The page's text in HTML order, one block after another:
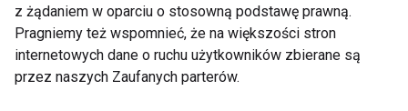
wspiera układ odpornościowy i pomaga w walce z
przeziębieniami.
Imbir ma silne właściwości przeciwzapalne, a także
z żądaniem w oparciu o stosowną podstawę prawną.
Pragniemy też wspomnieć, że na większości stron
internetowych dane o ruchu użytkowników zbierane są
przez naszych Zaufanych parterów.